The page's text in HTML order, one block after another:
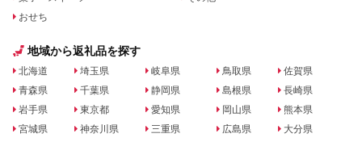
おせち
地域から返礼品を探す
北海道
青森県
岩手県
宮城県
埼玉県
千葉県
東京都
神奈川県
岐阜県
静岡県
愛知県
三重県
鳥取県
島根県
岡山県
広島県
佐賀県
長崎県
熊本県
大分県